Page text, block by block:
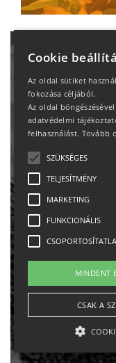
Ebike
Cookie
Az oldal sütiket
fokozása céljából.
Az oldal
adatvédelmi
felhasználást. Tovább
SZÜKSÉGES
TELJESÍTMÉNY
MARKETING
FUNKCIONÁLIS
MINDENT
CSAK A